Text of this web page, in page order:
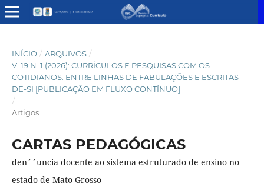
INÍCIO / ARQUIVOS /
V. 19 N. 1 (2026): CURRÍCULOS E PESQUISAS COM OS
COTIDIANOS: ENTRE LINHAS DE FABULAÇÕES E ESCRITAS-
DE-SI [PUBLICAÇÃO EM FLUXO CONTÍNUO]
/
Artigos
CARTAS PEDAGÓGICAS
den´´uncia docente ao sistema estruturado de ensino no
estado de Mato Grosso